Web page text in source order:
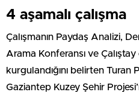
4 aşamalı çalışma
Çalışmanın Paydaş Analizi,
Arama Konferansı ve
kurgulandığını belirten Turan
Gaziantep Kuzey Şehir